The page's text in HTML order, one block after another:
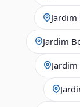
Jardim
Jardim